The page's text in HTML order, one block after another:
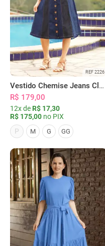
REF 2226
Vestido Chemise Jeans Clássica Serena
R$ 179,00
12x de R$ 17,30
R$ 175,00 no PIX
P
M G GG